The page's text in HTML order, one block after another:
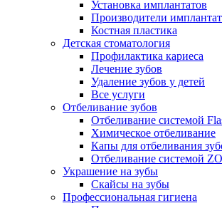
Установка имплантатов
Производители
Костная пластика
Детская стоматология
Профилактика кариеса
Лечение зубов
Удаление зубов у детей
Все услуги
Отбеливание зубов
Отбеливание системой
Химическое отбеливание
Капы для отбеливания
Отбеливание системой
Украшение на зубы
Скайсы на зубы
Профессиональная гигиена